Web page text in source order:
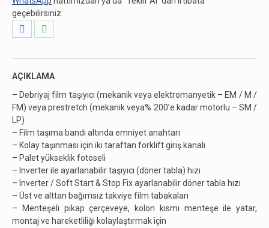
geçebilirsiniz.
Share
AÇIKLAMA
– Debriyaj film taşıyıcı (mekanik veya elektromanyetik – EM / M /
FM) veya prestretch (mekanik veya% 200’e kadar motorlu – SM /
LP)
– Film taşıma bandı altında emniyet anahtarı
– Kolay taşınması için iki taraftan forklift giriş kanalı
– Palet yükseklik fotoseli
– Inverter ile ayarlanabilir taşıyıcı (döner tabla) hızı
– Inverter / Soft Start & Stop Fix ayarlanabilir döner tabla hızı
– Üst ve alttan bağımsız takviye film tabakaları
– Menteşeli pikap çerçeveye, kolon kısmı menteşe ile yatar,
montaj ve hareketliliği kolaylaştırmak için